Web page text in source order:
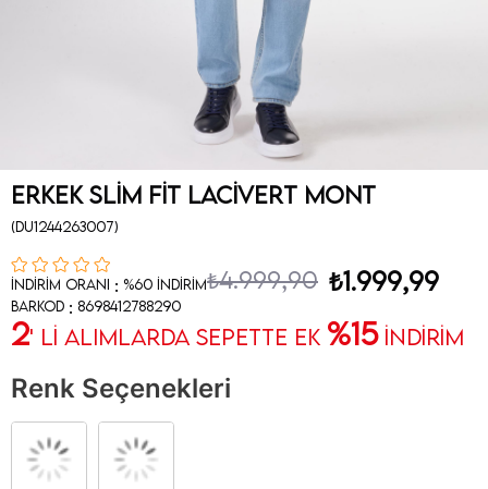
Erkek Slim Fit Lacivert Mont
(DU1244263007)
İndirim Oranı : %60 İndirim₺4.999,90 ₺1.999,99
Barkod : 8698412788290
2' Lİ ALIMLARDA SEPETTE EK %15İNDİRİM
Renk Seçenekleri